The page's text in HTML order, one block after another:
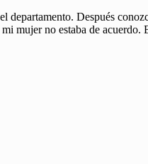
Después
mujer no estaba de acuerdo.